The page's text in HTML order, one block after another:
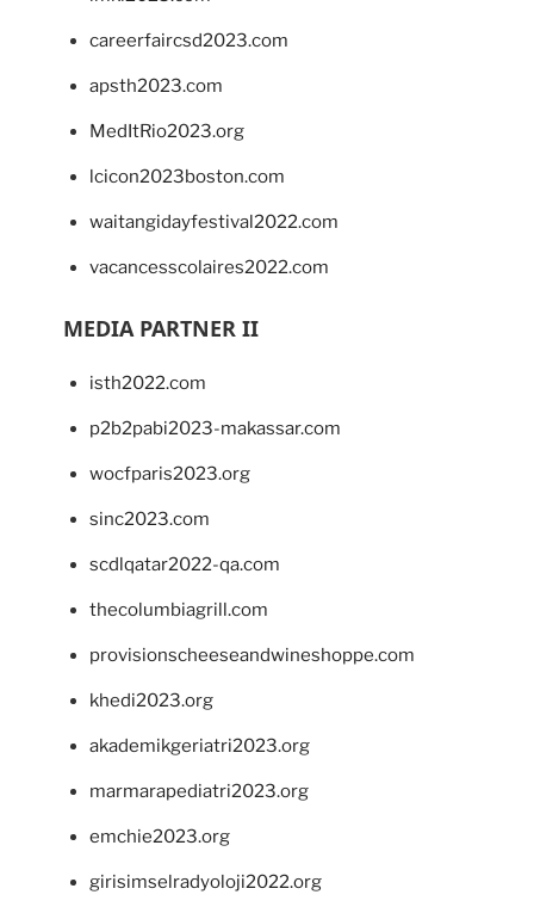
careerfaircsd2023.com
apsth2023.com
MedItRio2023.org
lcicon2023boston.com
waitangidayfestival2022.com
vacancesscolaires2022.com
MEDIA PARTNER II
isth2022.com
p2b2pabi2023-makassar.com
wocfparis2023.org
sinc2023.com
scdlqatar2022-qa.com
thecolumbiagrill.com
provisionscheeseandwineshoppe.com
khedi2023.org
akademikgeriatri2023.org
marmarapediatri2023.org
emchie2023.org
girisimselradyoloji2022.org